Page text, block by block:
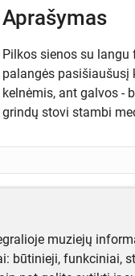
Aprašymas
Pilkos sienos su langu
palangės pasišiaušusį
kelnėmis, ant galvos -
grindų stovi stambi
muziejų
būtinieji, funkciniai,